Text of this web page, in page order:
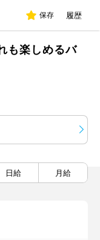
保存 履歴
も楽しめるバ
日給 月給